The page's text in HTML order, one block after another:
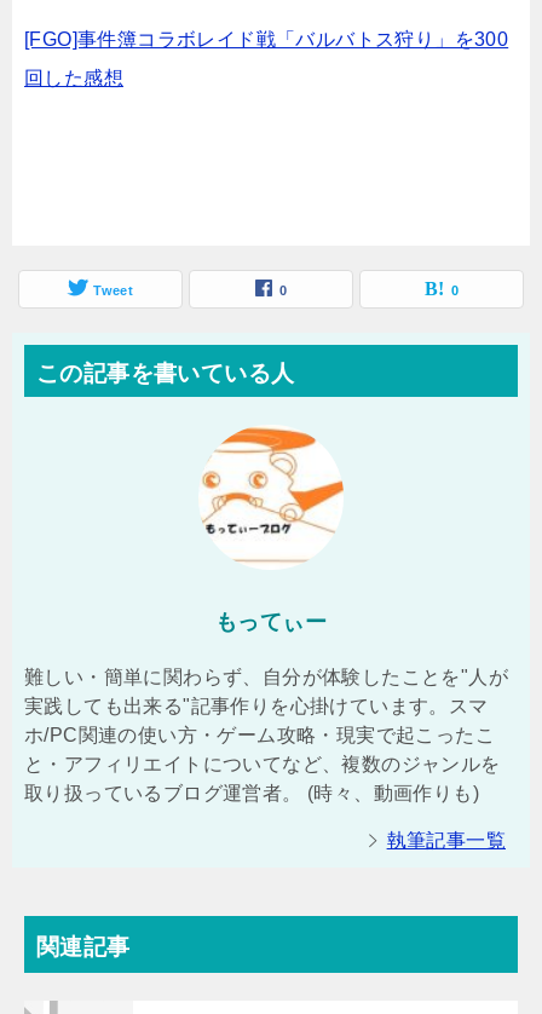
[FGO]事件簿コラボレイド戦「バルバトス狩り」を300
回した感想
Tweet 0 0
この記事を書いている人
もってぃー
難しい・簡単に関わらず、自分が体験したことを"人が
実践しても出来る"記事作りを心掛けています。スマ
ホ/PC関連の使い方・ゲーム攻略・現実で起こったこ
と・アフィリエイトについてなど、複数のジャンルを
取り扱っているブログ運営者。 (時々、動画作りも)
執筆記事一覧
関連記事